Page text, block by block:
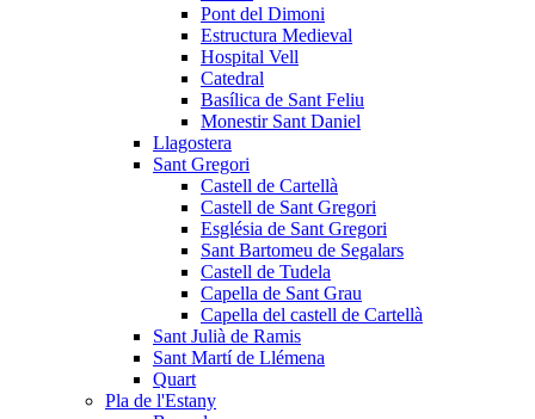
Pont del Dimoni
Estructura Medieval
Hospital Vell
Catedral
Basílica de Sant Feliu
Monestir Sant Daniel
Llagostera
Sant Gregori
Castell de Cartellà
Castell de Sant Gregori
Església de Sant Gregori
Sant Bartomeu de Segalars
Castell de Tudela
Capella de Sant Grau
Capella del castell de Cartellà
Sant Julià de Ramis
Sant Martí de Llémena
Quart
Pla de l'Estany